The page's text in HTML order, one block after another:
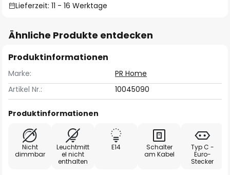
Lieferzeit: 11 - 16 Werktage
Ähnliche Produkte entdecken
Produktinformationen
Marke:
PR Home
Artikel Nr.:
10045090
Produktinformationen
Nicht
dimmbar
Leuchtmitt
el nicht
enthalten
E14
Schalter
am Kabel
Typ C -
Euro-
Stecker